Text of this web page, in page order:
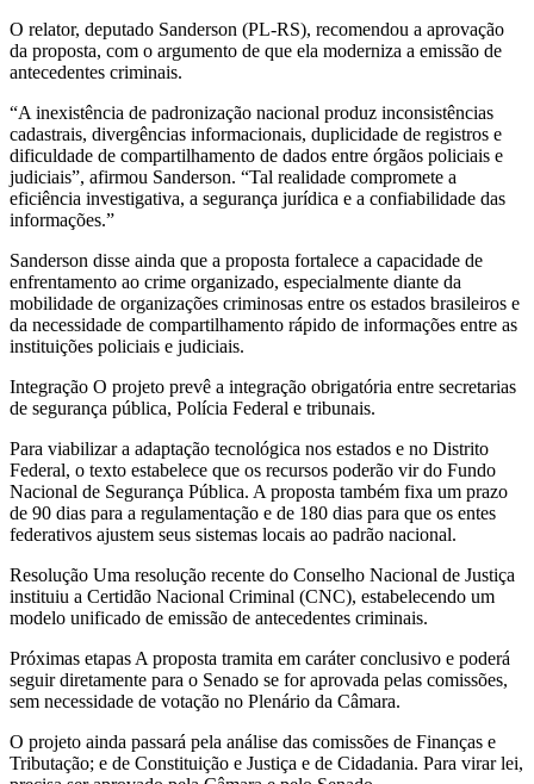
O relator, deputado Sanderson (PL-RS), recomendou a aprovação
da proposta, com o argumento de que ela moderniza a emissão de
antecedentes criminais.
“A inexistência de padronização nacional produz inconsistências
cadastrais, divergências informacionais, duplicidade de registros e
dificuldade de compartilhamento de dados entre órgãos policiais e
judiciais”, afirmou Sanderson. “Tal realidade compromete a
eficiência investigativa, a segurança jurídica e a confiabilidade das
informações.”
Sanderson disse ainda que a proposta fortalece a capacidade de
enfrentamento ao crime organizado, especialmente diante da
mobilidade de organizações criminosas entre os estados brasileiros e
da necessidade de compartilhamento rápido de informações entre as
instituições policiais e judiciais.
Integração O projeto prevê a integração obrigatória entre secretarias
de segurança pública, Polícia Federal e tribunais.
Para viabilizar a adaptação tecnológica nos estados e no Distrito
Federal, o texto estabelece que os recursos poderão vir do Fundo
Nacional de Segurança Pública. A proposta também fixa um prazo
de 90 dias para a regulamentação e de 180 dias para que os entes
federativos ajustem seus sistemas locais ao padrão nacional.
Resolução Uma resolução recente do Conselho Nacional de Justiça
instituiu a Certidão Nacional Criminal (CNC), estabelecendo um
modelo unificado de emissão de antecedentes criminais.
Próximas etapas A proposta tramita em caráter conclusivo e poderá
seguir diretamente para o Senado se for aprovada pelas comissões,
sem necessidade de votação no Plenário da Câmara.
O projeto ainda passará pela análise das comissões de Finanças e
Tributação; e de Constituição e Justiça e de Cidadania. Para virar lei,